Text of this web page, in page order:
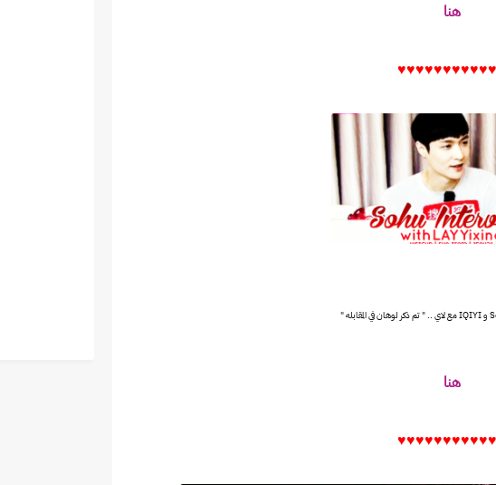
هنا
♥♥♥♥
♥♥♥♥
هنا
♥♥♥♥
♥♥♥♥